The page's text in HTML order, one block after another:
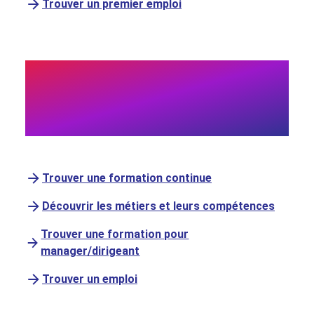
Trouver un premier emploi
Professionnel·le ?
Renforcez vos
compétences cyber
Trouver une formation continue
Découvrir les métiers et leurs compétences
Trouver une formation pour
manager/dirigeant
Trouver un emploi